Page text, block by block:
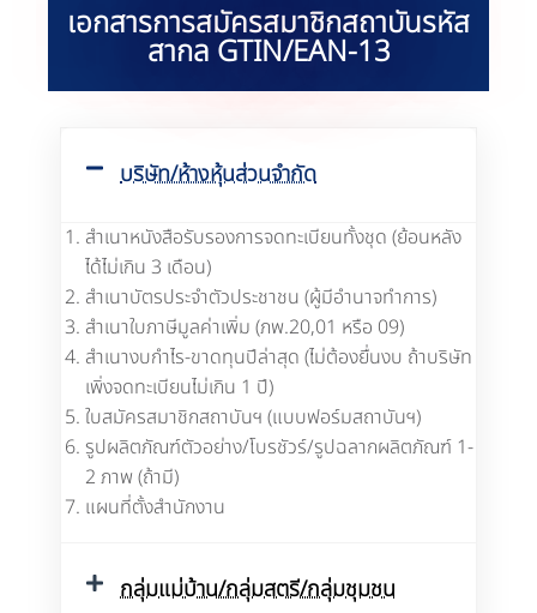
เอกสารการสมัครสมาชิกสถาบันรหัส
สากล GTIN/EAN-13
บริษัท/ห้างหุ้นส่วนจำกัด
สำเนาหนังสือรับรองการจดทะเบียนทั้งชุด (ย้อนหลัง
ได้ไม่เกิน 3 เดือน)
สำเนาบัตรประจำตัวประชาชน (ผู้มีอำนาจทำการ)
สำเนาใบภาษีมูลค่าเพิ่ม (ภพ.20,01 หรือ 09)
สำเนางบกำไร-ขาดทุนปีล่าสุด (ไม่ต้องยื่นงบ ถ้าบริษัท
เพิ่งจดทะเบียนไม่เกิน 1 ปี)
ใบสมัครสมาชิกสถาบันฯ (แบบฟอร์มสถาบันฯ)
รูปผลิตภัณฑ์ตัวอย่าง/โบรชัวร์/รูปฉลากผลิตภัณฑ์ 1-
2 ภาพ (ถ้ามี)
แผนที่ตั้งสำนักงาน
กลุ่มแม่บ้าน/กลุ่มสตรี/กลุ่มชุมชน